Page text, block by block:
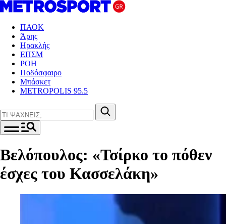
ΠΑΟΚ
Άρης
Ηρακλής
ΕΠΣΜ
ΡΟΗ
Ποδόσφαιρο
Μπάσκετ
METROPOLIS 95.5
Βελόπουλος: «Τσίρκο το πόθεν
έσχες του Κασσελάκη»